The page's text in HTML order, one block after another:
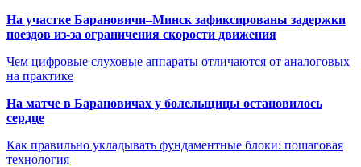
На участке Барановичи–Минск зафиксированы задержки
поездов из-за ограничения скорости движения
Чем цифровые слуховые аппараты отличаются от аналоговых
на практике
На матче в Барановичах у болельщицы остановилось
сердце
Как правильно укладывать фундаментные блоки: пошаговая
технология